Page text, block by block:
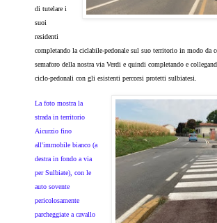
di tutelare i
suoi
residenti
completando la ciclabile-pedonale sul suo territorio in modo da
semaforo della nostra via Verdi e quindi completando e
ciclo-pedonali con gli esistenti percorsi protetti sulbiatesi.
La foto mostra la
strada in territorio
Aicurzio fino
all'immobile bianco (a
destra in fondo a via
per Sulbiate), con le
auto sovente
pericolosamente
parcheggiate a cavallo